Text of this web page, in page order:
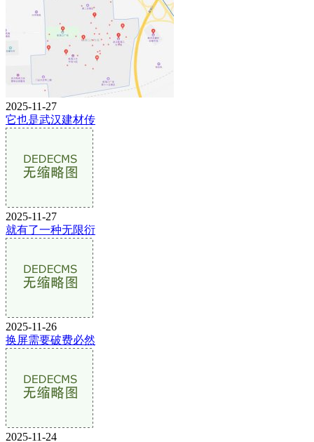
2025-11-27
它也是武汉建材传
2025-11-27
就有了一种无限衍
2025-11-26
换屏需要破费必然
2025-11-24